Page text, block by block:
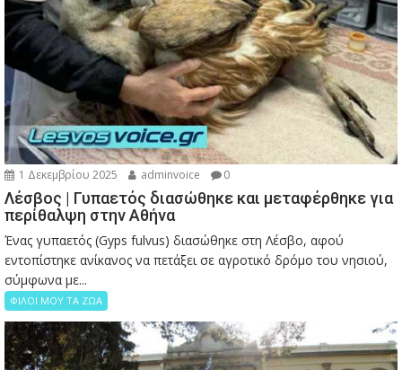
1 Δεκεμβρίου 2025 adminvoice 0
Λέσβος | Γυπαετός διασώθηκε και μεταφέρθηκε για
περίθαλψη στην Αθήνα
Ένας γυπαετός (Gyps fulvus) διασώθηκε στη Λέσβο, αφού
εντοπίστηκε ανίκανος να πετάξει σε αγροτικό δρόμο του νησιού,
σύμφωνα με...
ΦΙΛΟΙ ΜΟΥ ΤΑ ΖΩΑ